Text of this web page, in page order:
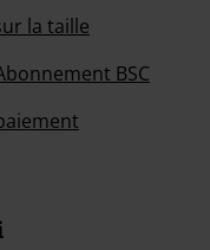
la taille
BSC